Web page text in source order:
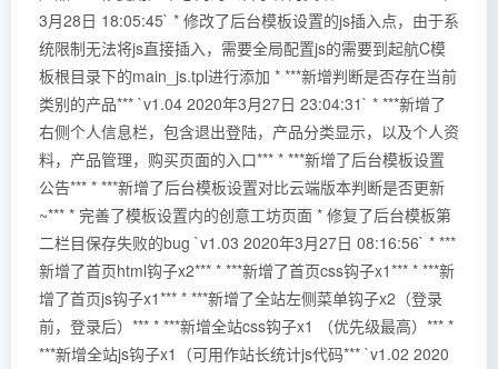
3月28日 18:05:45` * 修改了后台模板设置的js插入点，由于系
统限制无法将js直接插入，需要全局配置js的需要到起航C模
板根目录下的main_js.tpl进行添加 * ***新增判断是否存在当前
类别的产品*** `v1.04 2020年3月27日 23:04:31` * ***新增了
右侧个人信息栏，包含退出登陆，产品分类显示，以及个人资
料，产品管理，购买页面的入口*** * ***新增了后台模板设置
公告*** * ***新增了后台模板设置对比云端版本判断是否更新
~*** * 完善了模板设置内的创意工坊页面 * 修复了后台模板第
二栏目保存失败的bug `v1.03 2020年3月27日 08:16:56` * ***
新增了首页html钩子x2*** * ***新增了首页css钩子x1*** * ***新
增了首页js钩子x1*** * ***新增了全站左侧菜单钩子x2（登录
前，登录后）*** * ***新增全站css钩子x1 （优先级最高）*** *
***新增全站js钩子x1（可用作站长统计js代码*** `v1.02 2020